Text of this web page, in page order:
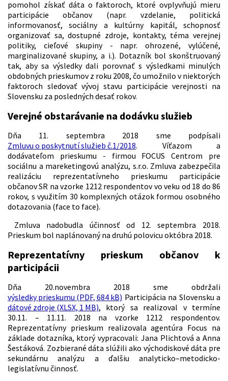
pomohol získať dáta o faktoroch, ktoré ovplyvňujú mieru
participácie občanov (napr. vzdelanie, politická
informovanosť, sociálny a kultúrny kapitál, schopnosť
organizovať sa, dostupné zdroje, kontakty, téma verejnej
politiky, cieľové skupiny - napr. ohrozené, vylúčené,
marginalizované skupiny, a i.). Dotazník bol skonštruovaný
tak, aby sa výsledky dali porovnať s výsledkami minulých
obdobných prieskumov z roku 2008, čo umožnilo v niektorých
faktoroch sledovať vývoj stavu participácie verejnosti na
Slovensku za posledných desať rokov.
Verejné obstarávanie na dodávku služieb
Dňa 11. septembra 2018 sme podpísali
Zmluvu o poskytnutí služieb č.1/2018. Víťazom a
dodávateľom prieskumu - firmou FOCUS Centrom pre
sociálnu a mareketingovú analýzu, s.r.o. Zmluva zabezpečila
realizáciu reprezentatívneho prieskumu participácie
občanov SR na vzorke 1212 respondentov vo veku od 18 do 86
rokov, s využitím 30 komplexných otázok formou osobného
dotazovania (face to face).
Zmluva nadobudla účinnosť od 12. septembra 2018.
Prieskum bol naplánovaný na druhú polovicu októbra 2018.
Reprezentatívny prieskum občanov k
participácii
Dňa 20.novembra 2018 sme obdržali
výsledky prieskumu (PDF, 684 kB) Participácia na Slovensku a
dátové zdroje (XLSX, 1 MB), ktorý sa realizoval v termíne
30.11. – 11.11. 2018 na vzorke 1212 respondentov.
Reprezentatívny prieskum realizovala agentúra Focus na
základe dotazníka, ktorý vypracovali: Jana Plichtová a Anna
Šestáková. Zozbierané dáta slúžili ako východiskové dáta pre
sekundárnu analýzu a ďalšiu analyticko–metodicko-
legislatívnu činnosť.